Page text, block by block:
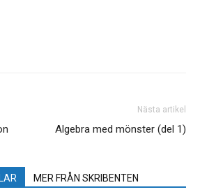
Nästa artikel
Algebra med mönster (del 1)
MER FRÅN SKRIBENTEN